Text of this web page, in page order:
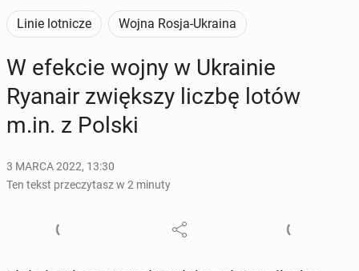
Linie lotnicze Wojna Rosja-Ukraina
W efekcie wojny w Ukra­inie
Ryanair zwięk­szy liczbę lotów
m.in. z Polski
3 MARCA 2022, 13:30
Ten tekst przeczytasz w 2 minuty